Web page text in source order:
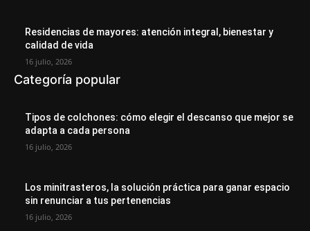
Residencias de mayores: atención integral, bienestar y
calidad de vida
16 julio, 2026
Categoría popular
Tipos de colchones: cómo elegir el descanso que mejor se
adapta a cada persona
16 julio, 2026
Los minitrasteros, la solución práctica para ganar espacio
sin renunciar a tus pertenencias
16 julio, 2026